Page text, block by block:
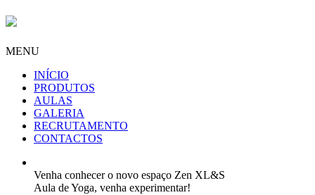
MENU
INÍCIO
PRODUTOS
AULAS
GALERIA
RECRUTAMENTO
CONTACTOS
Venha conhecer o novo espaço Zen XL&S
Aula de Yoga, venha experimentar!